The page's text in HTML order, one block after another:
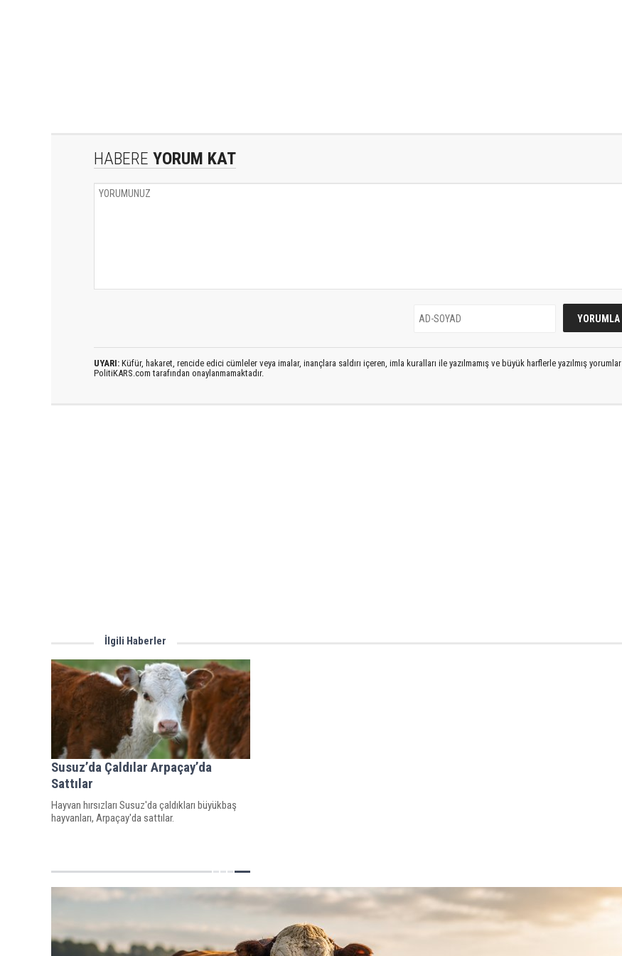
HABERE YORUM KAT
UYARI: Küfür, hakaret, rencide edici cümleler veya imalar, inançlara saldırı içeren, imla kuralları ile yazılmamış ve büyük harflerle yazılmış yorumlar
PolitiKARS.com tarafından onaylanmamaktadır.
İlgili Haberler
Susuz’da Çaldılar Arpaçay’da
Sattılar
Hayvan hırsızları Susuz'da çaldıkları büyükbaş
hayvanları, Arpaçay'da sattılar.